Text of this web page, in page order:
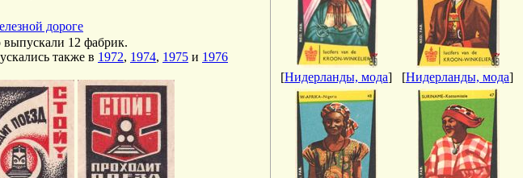
дороге
12 фабрик.
также в 1972, 1974, 1975 и 1976
[Нидерланды, мода] [Нидерланды, мода]